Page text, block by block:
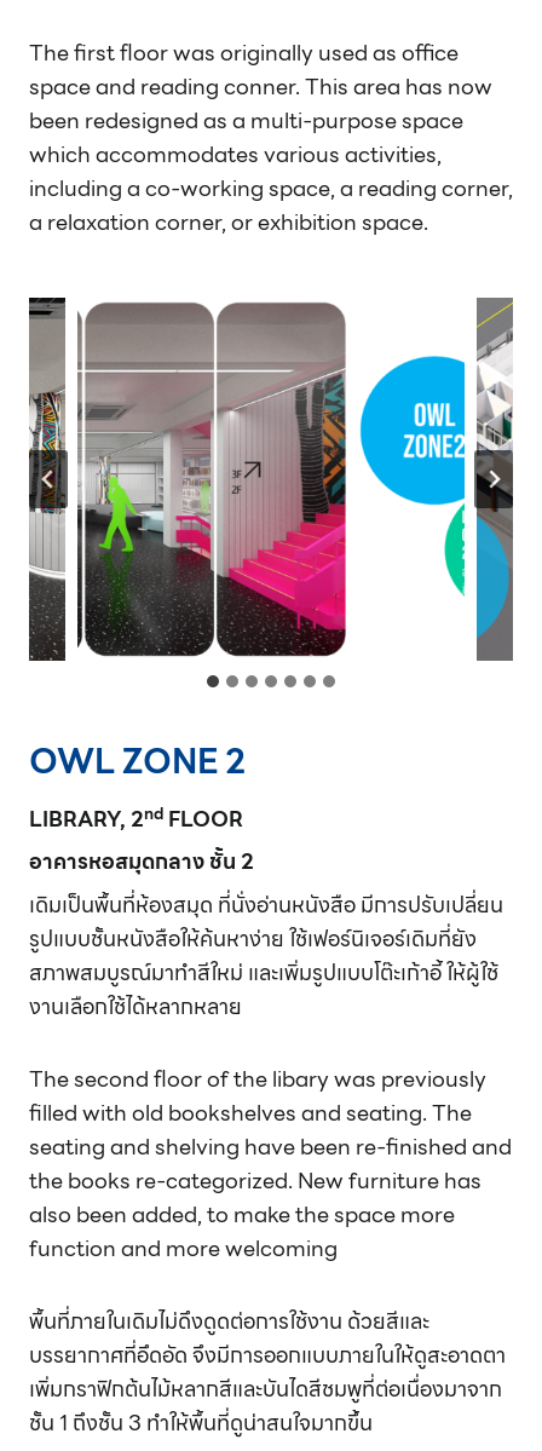
The first floor was originally used as office
space and reading conner. This area has now
been redesigned as a multi-purpose space
which accommodates various activities,
including a co-working space, a reading corner,
a relaxation corner, or exhibition space.
OWL ZONE 2
LIBRARY, 2nd FLOOR
อาคารหอสมุดกลาง ชั้น 2
เดิมเป็นพื้นที่ห้องสมุด ที่นั่งอ่านหนังสือ มีการปรับเปลี่ยน
รูปแบบชั้นหนังสือให้ค้นหาง่าย ใช้เฟอร์นิเจอร์เดิมที่ยัง
สภาพสมบูรณ์มาทำสีใหม่ และเพิ่มรูปแบบโต๊ะเก้าอี้ ให้ผู้ใช้
งานเลือกใช้ได้หลากหลาย
The second floor of the libary was previously
filled with old bookshelves and seating. The
seating and shelving have been re-finished and
the books re-categorized. New furniture has
also been added, to make the space more
function and more welcoming
พื้นที่ภายในเดิมไม่ดึงดูดต่อการใช้งาน ด้วยสีและ
บรรยากาศที่อึดอัด จึงมีการออกแบบภายในให้ดูสะอาดตา
เพิ่มกราฟิกต้นไม้หลากสีและบันไดสีชมพูที่ต่อเนื่องมาจาก
ชั้น 1 ถึงชั้น 3 ทำให้พื้นที่ดูน่าสนใจมากขึ้น